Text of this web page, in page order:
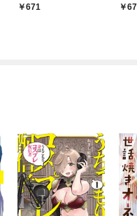
えて～ 1巻
671
え